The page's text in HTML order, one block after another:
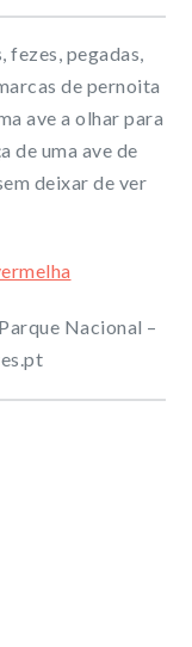
fezes, pegadas,
de pernoita
ave a olhar para
de uma ave de
deixar de ver
Nacional –